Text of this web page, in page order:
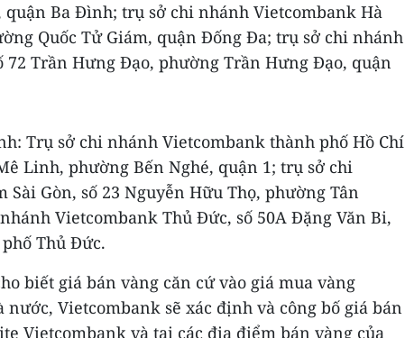
quận Ba Đình; trụ sở chi nhánh Vietcombank Hà
Quốc Tử Giám, quận Đống Đa; trụ sở chi nhánh
72 Trần Hưng Đạo, phường Trần Hưng Đạo, quận
Trụ sở chi nhánh Vietcombank thành phố Hồ Chí
Linh, phường Bến Nghé, quận 1; trụ sở chi
Gòn, số 23 Nguyễn Hữu Thọ, phường Tân
Vietcombank Thủ Đức, số 50A Đặng Văn Bi,
Thủ Đức.
biết giá bán vàng căn cứ vào giá mua vàng
Vietcombank sẽ xác định và công bố giá bán
Vietcombank và tại các địa điểm bán vàng của